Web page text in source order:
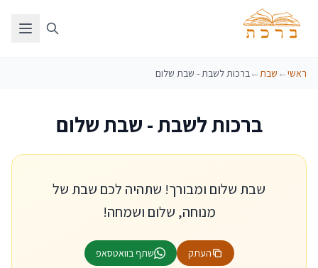
ראשי← שבת←ברכות לשבת - שבת שלום
ברכות לשבת - שבת שלום
שבת שלום ומבורך! שתהיה לכם שבת של
מנוחה, שלום ושמחה!
העתק שתף בוואטסאפ